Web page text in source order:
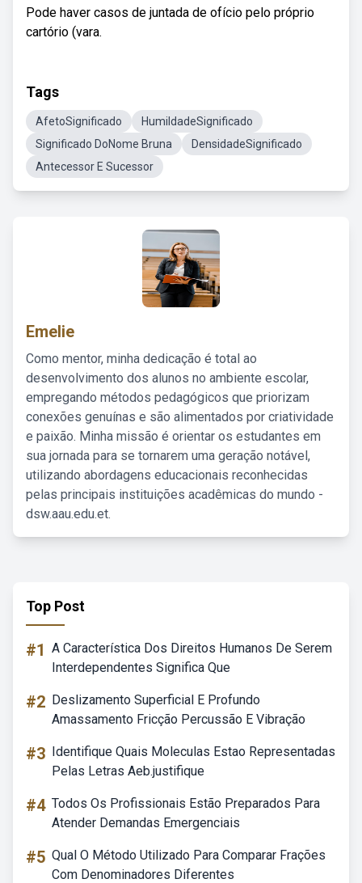
Pode haver casos de juntada de ofício pelo próprio
cartório (vara.
Tags
AfetoSignificado
HumildadeSignificado
Significado DoNome Bruna
DensidadeSignificado
Antecessor E Sucessor
Emelie
Como mentor, minha dedicação é total ao
desenvolvimento dos alunos no ambiente escolar,
empregando métodos pedagógicos que priorizam
conexões genuínas e são alimentados por criatividade
e paixão. Minha missão é orientar os estudantes em
sua jornada para se tornarem uma geração notável,
utilizando abordagens educacionais reconhecidas
pelas principais instituições acadêmicas do mundo -
dsw.aau.edu.et.
Top Post
#1 A Característica Dos Direitos Humanos De Serem
Interdependentes Significa Que
#2 Deslizamento Superficial E Profundo
Amassamento Fricção Percussão E Vibração
#3 Identifique Quais Moleculas Estao Representadas
Pelas Letras Aeb.justifique
#4 Todos Os Profissionais Estão Preparados Para
Atender Demandas Emergenciais
#5 Qual O Método Utilizado Para Comparar Frações
Com Denominadores Diferentes